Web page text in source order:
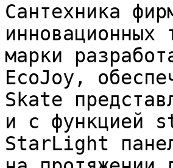
Сантехника
инновационных
марки
EcoJoy,
Skate
и с функцией
StarLight